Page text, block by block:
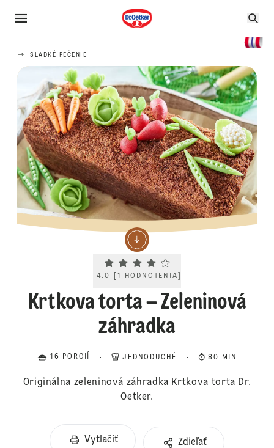
SLADKÉ PEČENIE
Current rating 4.0. Click to rate.
4.0 1 HODNOTENIA
Krtkova torta – Zeleninová
záhradka
16 PORCIÍ JEDNODUCHÉ 80 MIN
Originálna zeleninová záhradka Krtkova torta Dr.
Oetker.
Vytlačiť Zdieľať